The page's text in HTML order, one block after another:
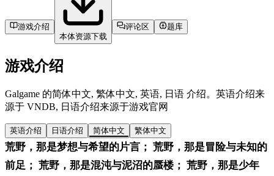
游戏介绍
本体资源下载
评论区 题库
游戏介绍
Galgame 的简体中文, 繁体中文, 英语, 日语 介绍。英语介绍来
源于 VNDB, 日语介绍来源于游戏官网
英语介绍 日语介绍 简体中文 繁体中文
荒野，那是梦想与希望的片言； 荒野，那是冒险与未知的
前足； 荒野，那是混沌与泥沼的蜃楼； 荒野，那是少年